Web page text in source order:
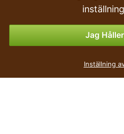
Returer & Återbetalningar
Betalningsalternativ
Jag
Inställning